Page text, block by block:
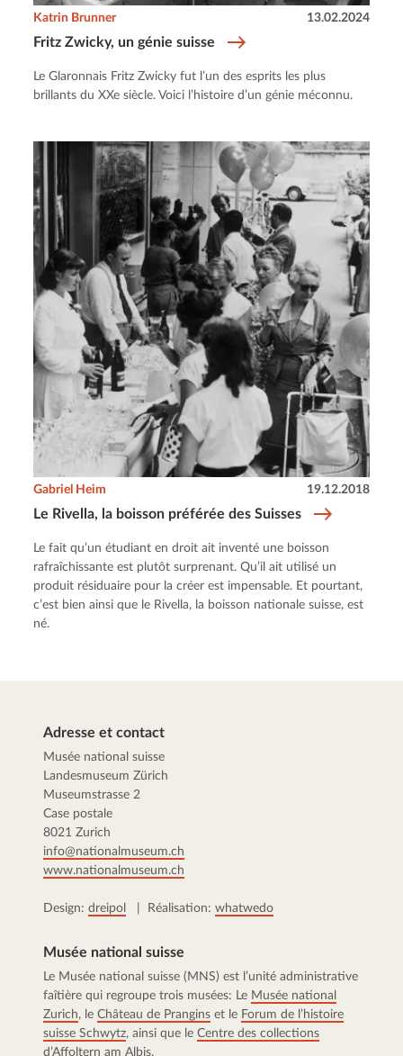
Fritz Zwicky, un génie suisse
Katrin Brunner 13.02.2024
Le Glaronnais Fritz Zwicky fut l’un des esprits les plus
brillants du XXe siècle. Voici l’histoire d’un génie méconnu.
Le Rivella, la boisson préférée des Suisses
Gabriel Heim 19.12.2018
Le fait qu’un étudiant en droit ait inventé une boisson
rafraîchissante est plutôt surprenant. Qu’il ait utilisé un
produit résiduaire pour la créer est impensable. Et pourtant,
c’est bien ainsi que le Rivella, la boisson nationale suisse, est
né.
Adresse et contact
Musée national suisse
Landesmuseum Zürich
Museumstrasse 2
Case postale
8021 Zurich
info@nationalmuseum.ch
www.nationalmuseum.ch
Design: dreipol | Réalisation: whatwedo
Musée national suisse
Le Musée national suisse (MNS) est l’unité administrative
faîtière qui regroupe trois musées: Le Musée national
Zurich, le Château de Prangins et le Forum de l’histoire
suisse Schwytz, ainsi que le Centre des collections
d’Affoltern am Albis.